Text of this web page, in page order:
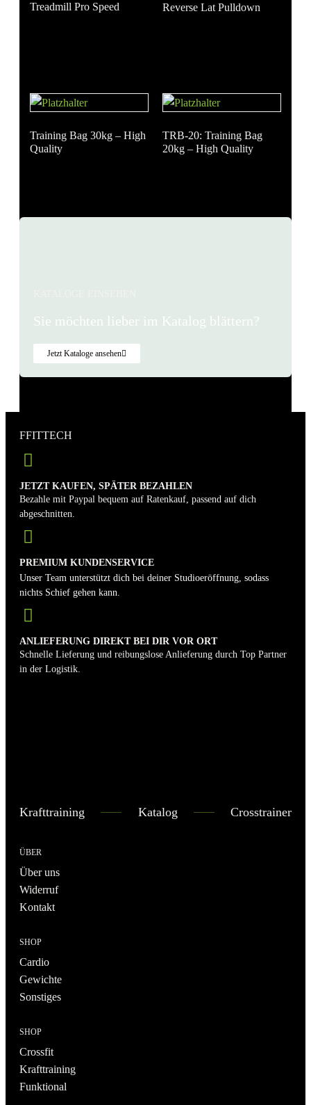
Treadmill Pro Speed Reverse Lat Pulldown
Training Bag 30kg – High
Quality
TRB-20: Training Bag
20kg – High Quality
Sie möchten lieber im Katalog blättern?
Jetzt Kataloge ansehen
FFITTECH
JETZT KAUFEN, SPÄTER BEZAHLEN
Bezahle mit Paypal bequem auf Ratenkauf, passend auf dich
abgeschnitten.
PREMIUM KUNDENSERVICE
Unser Team unterstützt dich bei deiner Studioeröffnung, sodass
nichts Schief gehen kann.
ANLIEFERUNG DIREKT BEI DIR VOR ORT
Schnelle Lieferung und reibungslose Anlieferung durch Top Partner
in der Logistik.
Krafttraining Katalog Crosstrainer
ÜBER
Über uns
Widerruf
Kontakt
SHOP
Cardio
Gewichte
Sonstiges
SHOP
Crossfit
Krafttraining
Funktional